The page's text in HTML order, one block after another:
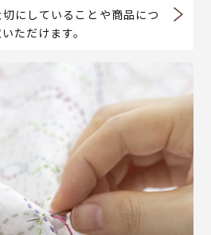
にしていることや商品につ
ただけます。